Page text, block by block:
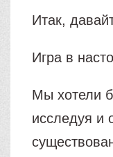
Итак,
Игра в
Мы хотели
исследуя и